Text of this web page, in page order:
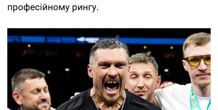
професійному рингу.